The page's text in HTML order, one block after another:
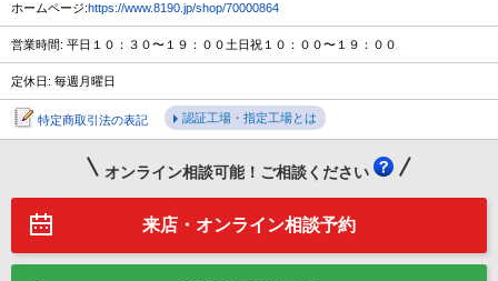
ホームページ:https://www.8190.jp/shop/70000864
営業時間: 平日１０：３０〜１９：００土日祝１０：００〜１９：００
定休日: 毎週月曜日
特定商取引法の表記 認証工場・指定工場とは
オンライン相談可能！ご相談ください
来店・オンライン相談予約